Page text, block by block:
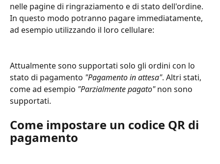
nelle pagine di ringraziamento e di stato dell'ordine.
In questo modo potranno pagare immediatamente,
ad esempio utilizzando il loro cellulare:
Attualmente sono supportati solo gli ordini con lo
stato di pagamento "Pagamento in attesa". Altri stati,
come ad esempio "Parzialmente pagato" non sono
supportati.
Come impostare un codice QR di
pagamento